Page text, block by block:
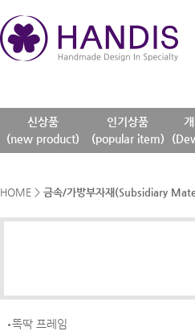
신상품
(new product)
인기상품
(popular item)
HOME > 금속/가방부자재(Subsidiary
똑딱 프레임